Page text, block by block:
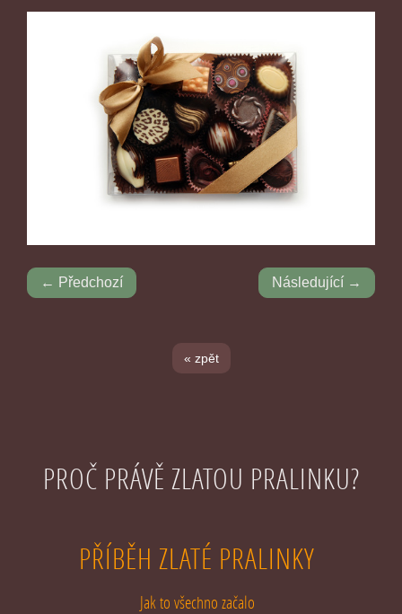
← Předchozí Následující →
« zpět
PROČ PRÁVĚ ZLATOU PRALINKU?
PŘÍBĚH ZLATÉ PRALINKY
Jak to všechno začalo